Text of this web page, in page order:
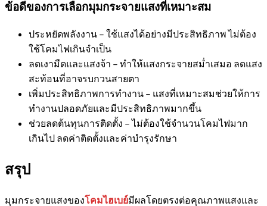
ข้อดีของการเลือกมุมกระจายแสงที่เหมาะสม
ประหยัดพลังงาน – ใช้แสงได้อย่างมีประสิทธิภาพ ไม่ต้อง
ใช้โคมไฟเกินจำเป็น
ลดเงามืดและแสงจ้า – ทำให้แสงกระจายสม่ำเสมอ ลดแสง
สะท้อนที่อาจรบกวนสายตา
เพิ่มประสิทธิภาพการทำงาน – แสงที่เหมาะสมช่วยให้การ
ทำงานปลอดภัยและมีประสิทธิภาพมากขึ้น
ช่วยลดต้นทุนการติดตั้ง – ไม่ต้องใช้จำนวนโคมไฟมาก
เกินไป ลดค่าติดตั้งและค่าบำรุงรักษา
สรุป
มุมกระจายแสงของโคมไฮเบย์มีผลโดยตรงต่อคุณภาพแสงและ